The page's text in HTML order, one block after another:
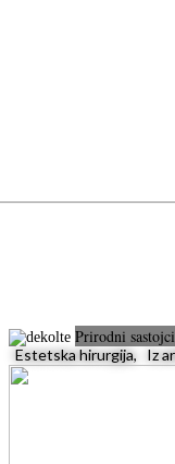
Prirodni
Estetska hirurgija, Iz